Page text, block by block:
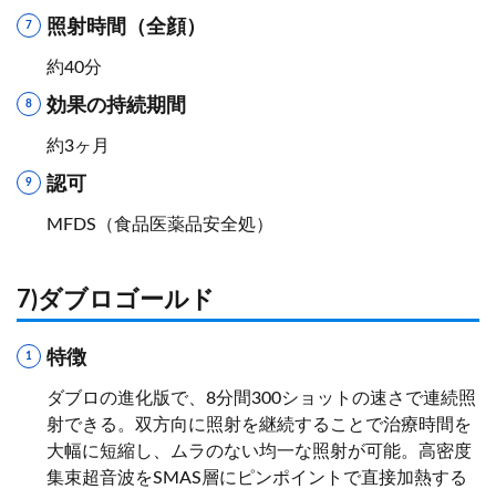
照射時間（全顔）
約40分
効果の持続期間
約3ヶ月
認可
MFDS（食品医薬品安全処）
7)ダブロゴールド
特徴
ダブロの進化版で、8分間300ショットの速さで連続照
射できる。双方向に照射を継続することで治療時間を
大幅に短縮し、ムラのない均一な照射が可能。高密度
集束超音波をSMAS層にピンポイントで直接加熱する